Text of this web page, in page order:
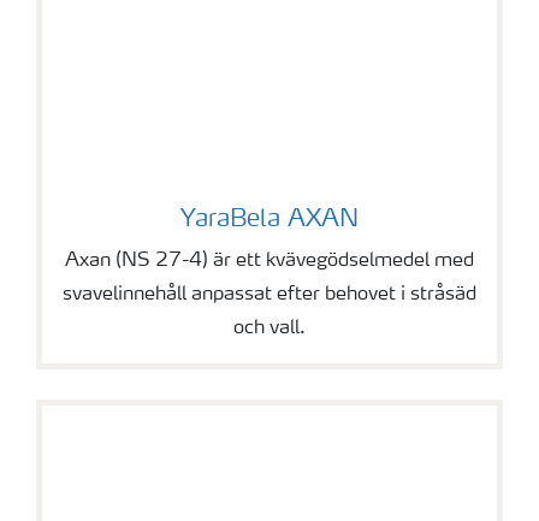
YaraBela AXAN
Axan (NS 27-4) är ett kvävegödselmedel med
svavelinnehåll anpassat efter behovet i stråsäd
och vall.